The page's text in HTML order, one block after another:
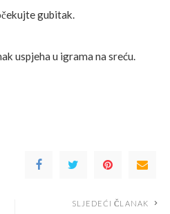
gubitak.
uspjeha u igrama na sreću.
SLJEDEĆI ČLANAK